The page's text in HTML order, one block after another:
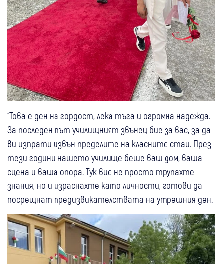
“Това е ден на гордост, лека тъга и огромна надежда.
За последен път училищният звънец бие за вас, за да
ви изпрати извън пределите на класните стаи. През
тези години нашето училище беше ваш дом, ваша
сцена и ваша опора. Тук вие не просто трупахте
знания, но и израснахте като личности, готови да
посрещнат предизвикателствата на утрешния ден.